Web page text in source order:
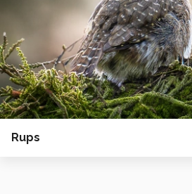
Rups